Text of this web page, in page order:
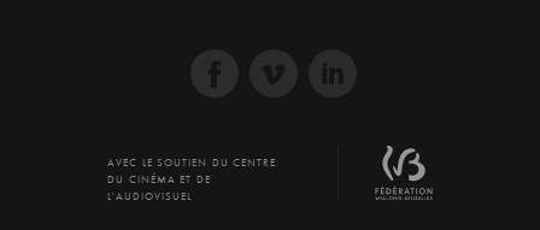
AVEC LE SOUTIEN DU CENTRE
DU CINÉMA ET DE
L'AUDIOVISUEL